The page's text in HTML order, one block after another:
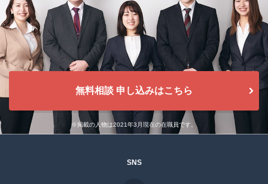
無料相談 申し込みはこちら
※掲載の人物は2021年3月現在の在職員です。
SNS